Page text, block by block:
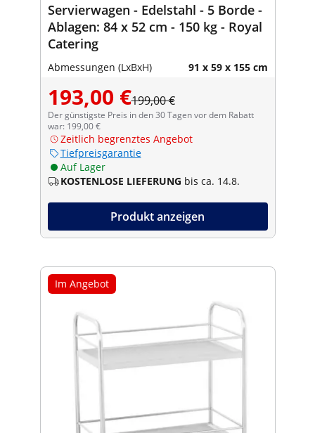
Servierwagen - Edelstahl - 5 Borde -
Ablagen: 84 x 52 cm - 150 kg - Royal
Catering
Abmessungen (LxBxH) 91 x 59 x 155 cm
193,00 €199,00 €
Der günstigste Preis in den 30 Tagen vor dem Rabatt
war: 199,00 €
Zeitlich begrenztes Angebot
Tiefpreisgarantie
Auf Lager
KOSTENLOSE LIEFERUNG bis ca. 14.8.
Produkt anzeigen
Im Angebot